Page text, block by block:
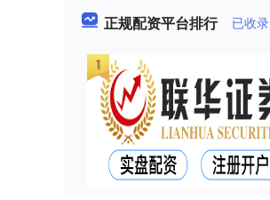
正规配资平台排行 已收录